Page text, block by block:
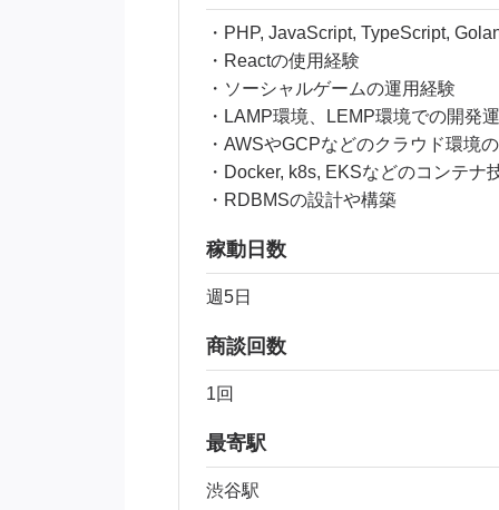
・PHP, JavaScript, TypeScript,
・Reactの使用経験
・ソーシャルゲームの運用経験
・LAMP環境、LEMP環境での開発
・AWSやGCPなどのクラウド環境
・Docker, k8s, EKSなどのコンテナ
・RDBMSの設計や構築
稼動日数
週5日
商談回数
1回
最寄駅
渋谷駅